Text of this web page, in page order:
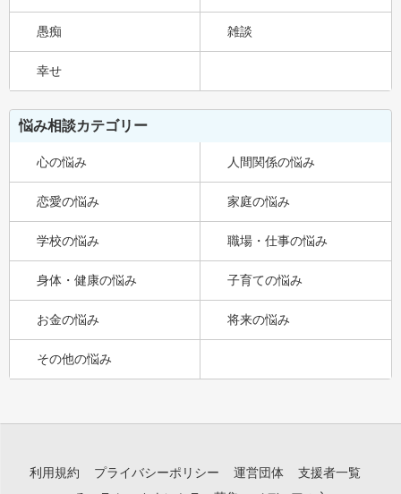
愚痴 雑談
幸せ
悩み相談カテゴリー
心の悩み 人間関係の悩み
恋愛の悩み 家庭の悩み
学校の悩み 職場・仕事の悩み
身体・健康の悩み 子育ての悩み
お金の悩み 将来の悩み
その他の悩み
利用規約 プライバシーポリシー 運営団体
支援者一覧